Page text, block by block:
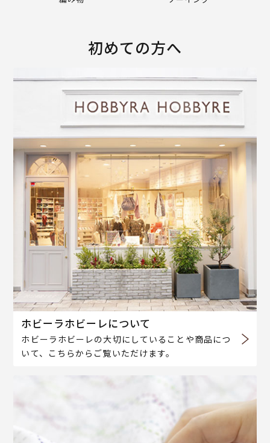
初めての方へ
ホビーラホビーレについて
ホビーラホビーレの大切にしていることや商品につ
いて、こちらからご覧いただけます。